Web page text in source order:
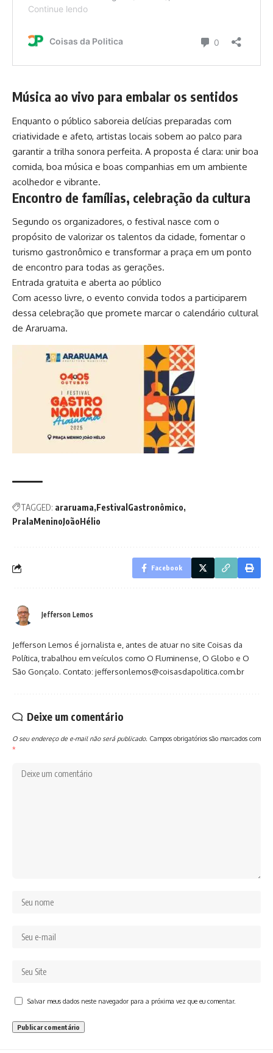
Música ao vivo para embalar os sentidos
Enquanto o público saboreia delícias preparadas com
criatividade e afeto, artistas locais sobem ao palco para
garantir a trilha sonora perfeita. A proposta é clara: unir boa
comida, boa música e boas companhias em um ambiente
acolhedor e vibrante.
Encontro de famílias, celebração da cultura
Segundo os organizadores, o festival nasce com o
propósito de valorizar os talentos da cidade, fomentar o
turismo gastronômico e transformar a praça em um ponto
de encontro para todas as gerações.
Entrada gratuita e aberta ao público
Com acesso livre, o evento convida todos a participarem
dessa celebração que promete marcar o calendário cultural
de Araruama.
TAGGED: araruama FestivalGastronômico
PralaMeninoJoãoHélio
Facebook
Jefferson Lemos
Jefferson Lemos é jornalista e, antes de atuar no site Coisas da
Política, trabalhou em veículos como O Fluminense, O Globo e O
São Gonçalo. Contato: jeffersonlemos@coisasdapolitica.com.br
Deixe um comentário
O seu endereço de e-mail não será publicado. Campos obrigatórios são marcados com
*
Salvar meus dados neste navegador para a próxima vez que eu comentar.